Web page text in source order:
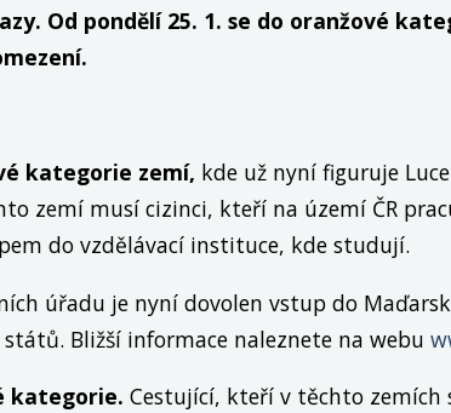
Od pondělí 25. 1. se do oranžové
kategorie zemí, kde už nyní figuruje
zemí musí cizinci, kteří na území ČR
do vzdělávací instituce, kde studují.
úřadu je nyní dovolen vstup do
Bližší informace naleznete na webu
kategorie. Cestující, kteří v těchto zemích